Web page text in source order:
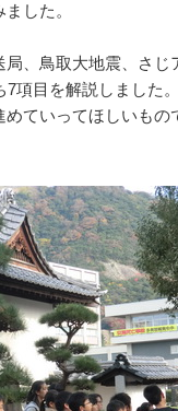
した。
、鳥取大地震、さじ
項目を解説しました
ていってほしいも